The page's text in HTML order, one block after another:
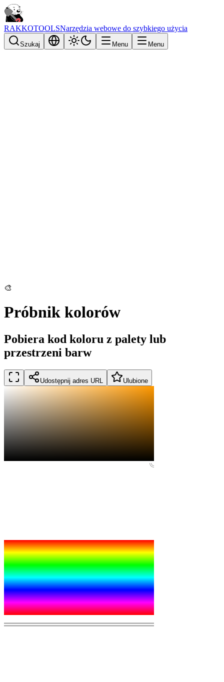
RAKKOTOOLSNarzędzia webowe do szybkiego użycia
Szukaj Menu Menu
🎨
Próbnik kolorów
Pobiera kod koloru z palety lub
przestrzeni barw
Udostępnij adres URL Ulubione